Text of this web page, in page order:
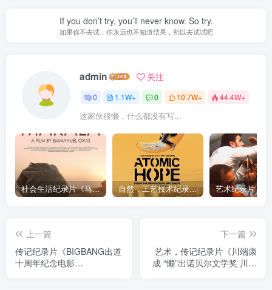
If you don’t try, you’ll never know. So try.
如果你不去试，你永远也不知道结果，所以去试试吧
admin 关注
0 1.1W+ 0 10.7W+ 44.4W+
这家伙很懒，什么都没有写...
社会生活纪录片《马加拉 Makala》下载 自然，工艺技术纪录片《原子能的希望 Atomic Hope – Inside the Pro-Nuclear Movement》下载
上一篇
传记纪录片《BIGBANG出道
十周年纪念电影
下一篇
艺术，传记纪录片《川端康
成 “懒”出诺贝尔文学奖 川端